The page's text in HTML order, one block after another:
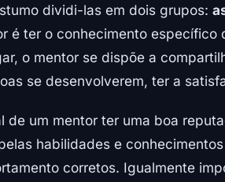
dividi-las em dois grupos:
é ter o conhecimento específico
o mentor se dispõe a
se desenvolverem, ter a
um mentor ter uma boa
habilidades e
corretos. Igualmente